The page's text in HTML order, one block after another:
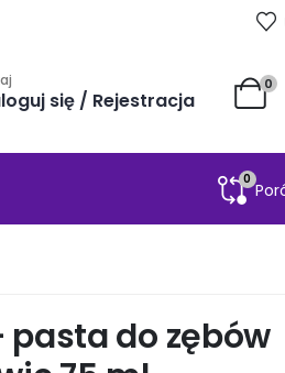
się / Rejestracja
0
0
pasta do zębów